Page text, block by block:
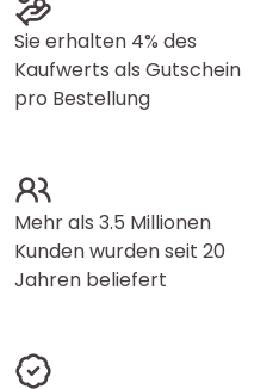
Sie erhalten 4% des
Kaufwerts als Gutschein
pro Bestellung
Mehr als 3.5 Millionen
Kunden wurden seit 20
Jahren beliefert